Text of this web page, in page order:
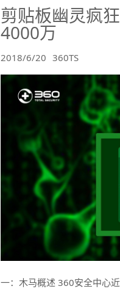
剪贴板幽灵疯
4000万
2018/6/20 360TS
一：木马概述 360安全中心